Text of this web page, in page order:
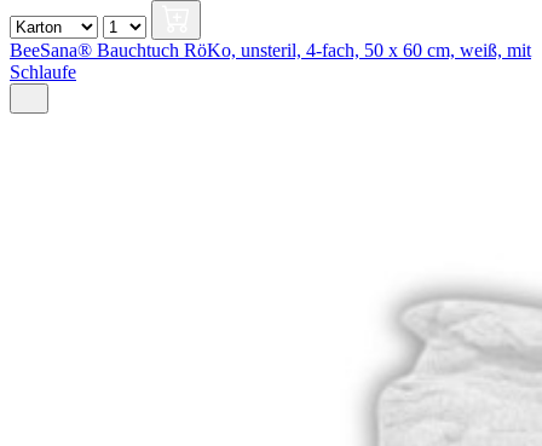
BeeSana® Bauchtuch RöKo, unsteril, 4-fach, 50 x 60 cm, weiß, mit
Schlaufe